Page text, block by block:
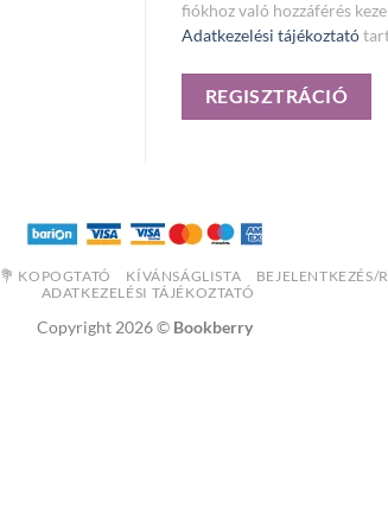
fiókhoz való hozzáférés
Adatkezelési tájékoztató
REGISZTRÁCIÓ
💐 KOPOGTATÓ KÍVÁNSÁGLISTA BEJELENTKEZÉS/
ADATKEZELÉSI TÁJÉKOZTATÓ
Copyright 2026 © Bookberry